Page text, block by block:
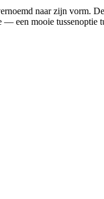
naar zijn vorm.
een mooie tussenoptie